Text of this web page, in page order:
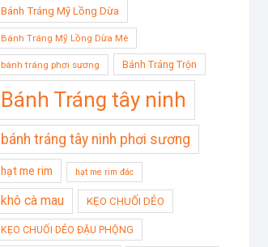
Bánh Tráng Mỹ Lồng Dừa
Bánh Tráng Mỹ Lồng Dừa Mè
bánh tráng phơi sương Bánh Tráng Trộn
Bánh Tráng tây ninh
bánh tráng tây ninh phơi sương
hạt me rim hạt me rim đác
khô cà mau KẸO CHUỐI DẺO
KẸO CHUỐI DẺO ĐẬU PHỘNG